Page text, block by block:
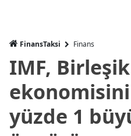
FinansTaksi Finans
IMF,
yüzde 1